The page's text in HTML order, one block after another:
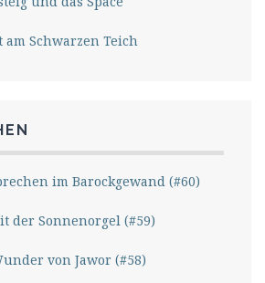
am Schwarzen Teich
im Barockgewand (#60)
der Sonnenorgel (#59)
von Jawor (#58)